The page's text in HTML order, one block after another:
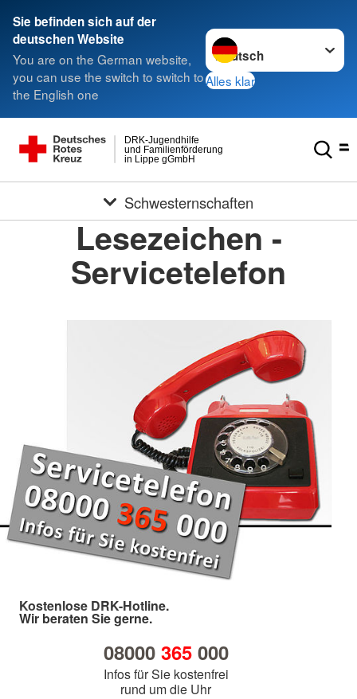
Sie befinden sich auf der
deutschen Website
You are on the German website,
you can use the switch to switch to
the English one
Sprache wechseln zu
Alles klar
in Lippe gGmbH
und Familienförderung
DRK-Jugendhilfe
Schwesternschaften
Lesezeichen -
Servicetelefon
Kostenlose DRK-Hotline.
Wir beraten Sie gerne.
08000 365000
Infos für Sie kostenfrei
rund um die Uhr